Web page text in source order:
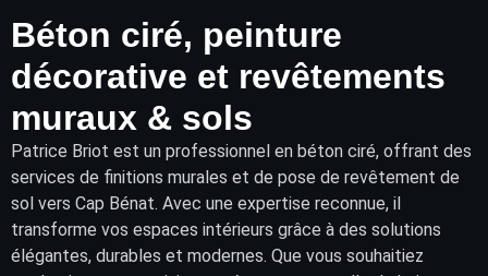
Béton ciré, peinture
décorative et revêtements
muraux & sols
Patrice Briot est un professionnel en béton ciré, offrant des
services de finitions murales et de pose de revêtement de
sol vers Cap Bénat. Avec une expertise reconnue, il
transforme vos espaces intérieurs grâce à des solutions
élégantes, durables et modernes. Que vous souhaitiez